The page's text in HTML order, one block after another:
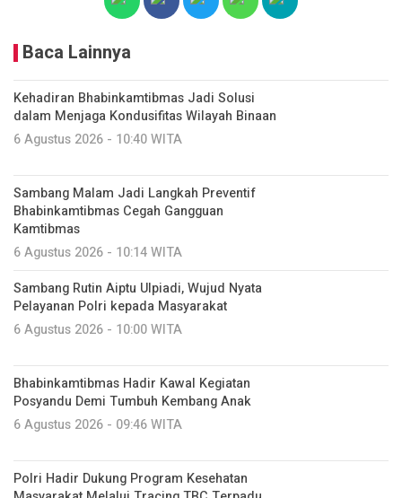
Baca Lainnya
Kehadiran Bhabinkamtibmas Jadi Solusi
dalam Menjaga Kondusifitas Wilayah Binaan
6 Agustus 2026 - 10:40 WITA
Sambang Malam Jadi Langkah Preventif
Bhabinkamtibmas Cegah Gangguan
Kamtibmas
6 Agustus 2026 - 10:14 WITA
Sambang Rutin Aiptu Ulpiadi, Wujud Nyata
Pelayanan Polri kepada Masyarakat
6 Agustus 2026 - 10:00 WITA
Bhabinkamtibmas Hadir Kawal Kegiatan
Posyandu Demi Tumbuh Kembang Anak
6 Agustus 2026 - 09:46 WITA
Polri Hadir Dukung Program Kesehatan